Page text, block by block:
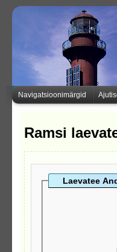
Navigatsioonimärgid
Ramsi
Laevatee